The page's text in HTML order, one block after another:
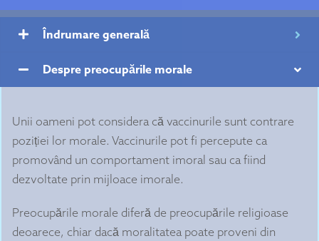
Îndrumare generală
Despre preocupările morale
Unii oameni pot considera că vaccinurile sunt contrare
poziției lor morale. Vaccinurile pot fi percepute ca
promovând un comportament imoral sau ca fiind
dezvoltate prin mijloace imorale.
Preocupările morale diferă de preocupările religioase
deoarece, chiar dacă moralitatea poate proveni din